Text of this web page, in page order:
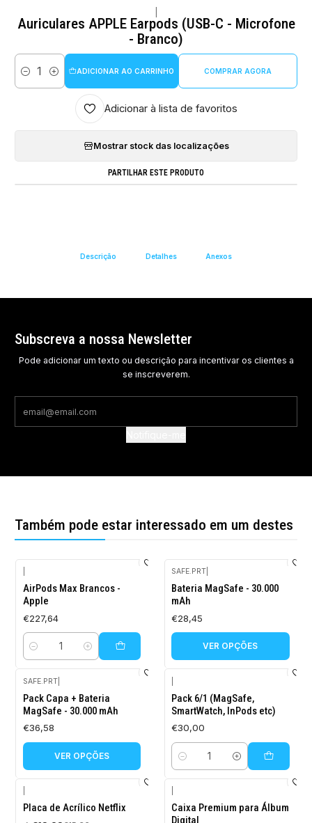
Auriculares APPLE Earpods (USB-C - Microfone
- Branco)
Quantidade
ADICIONAR AO CARRINHO COMPRAR AGORA
Adicionar à lista de favoritos
Mostrar stock das localizações
PARTILHAR ESTE PRODUTO
Descrição Detalhes Anexos
Subscreva a nossa Newsletter
Pode adicionar um texto ou descrição para incentivar os clientes a
se inscreverem.
Também pode estar interessado em um destes
AirPods Max Brancos -
Apple
€227,64
Quantidade
SAFE.PRT
Bateria MagSafe - 30.000
mAh
€28,45
VER OPÇÕES
SAFE.PRT|
Pack Capa + Bateria
MagSafe - 30.000 mAh
€36,58
VER OPÇÕES
Pack 6/1 (MagSafe,
SmartWatch, InPods etc)
€30,00
Quantidade
-10%
DESCONTO
Placa de Acrílico Netflix
Caixa Premium para Álbum
Digital